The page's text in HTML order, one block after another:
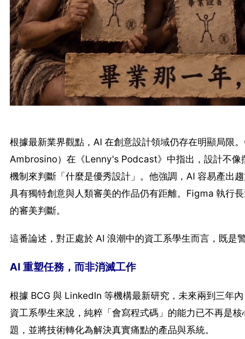
根據最新業界觀點，AI 在創意設計領域仍存在明顯局限
Ambrosino）在《Lenny's Podcast》中指出，設計不像
機制來判斷「什麼是優秀設計」。他強調，AI 容易產出
具有獨特創意與人類審美的作品仍有距離。Figma 執行
的審美判斷。
這番論述，對正處於 AI 浪潮中的資工系學生而言，既是
AI 重塑任務，而非消滅工作
根據 BCG 與 LinkedIn 等機構最新研究，未來兩到三年
資工系學生來說，純粹「會寫程式碼」的能力已不再是
題，並將技術轉化為解決真實痛點的產品與系統。